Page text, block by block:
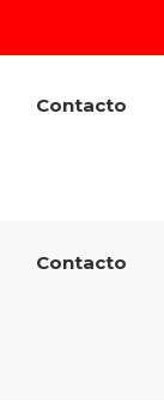
Contacto
Contacto